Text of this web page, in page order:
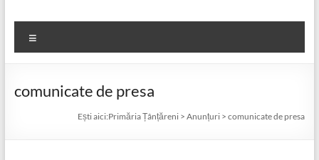
comunicate de presa
Ești aici:Primăria Țânțăreni >Anunțuri >comunicate de presa